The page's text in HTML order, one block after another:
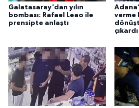
Galatasaray'dan yılın
bombası: Rafael Leao ile
prensipte anlaştı
verme
çıkardı